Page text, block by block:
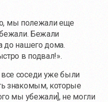
мы полежали еще
Бежали
до нашего дома.
в подвал!».
соседи уже были
знакомым, которые
мы убежали], не могли